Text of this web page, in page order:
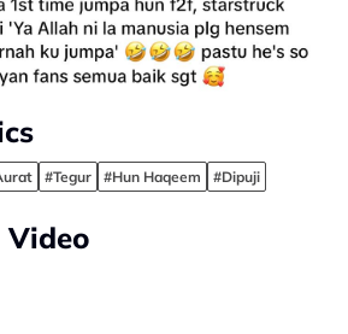
#Tegur #Hun Haqeem #Dipuji